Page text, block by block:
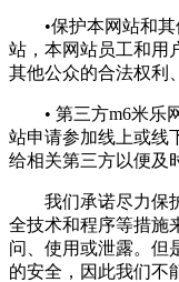
•保护本网站和其
站，本网站员工和用
其他公众的合法权利
• 第三方m6米乐网
站申请参加线上或线
给相关第三方以便及
我们承诺尽力保护
全技术和程序等措施
问、使用或泄露。但
的安全，因此我们不